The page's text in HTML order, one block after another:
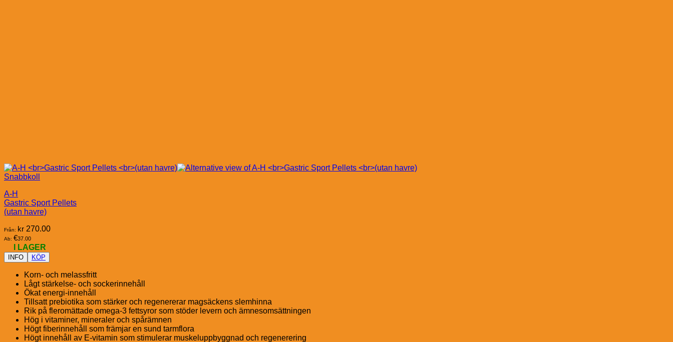
Snabbkoll
A-H
Gastric Sport Pellets
(utan havre)
Från: kr 270.00
Ab: €37.00
I LAGER
INFO KÖP
Korn- och melassfritt
Lågt stärkelse- och sockerinnehåll
Ökat energi-innehåll
Tillsatt prebiotika som stärker och regenererar magsäckens slemhinna
Rik på fleromättade omega-3 fettsyror som stöder levern och ämnesomsättningen
Hög i vitaminer, mineraler och spårämnen
Högt fiberinnehåll som främjar en sund tarmflora
Högt innehåll av E-vitamin som stimulerar muskeluppbyggnad och regenerering